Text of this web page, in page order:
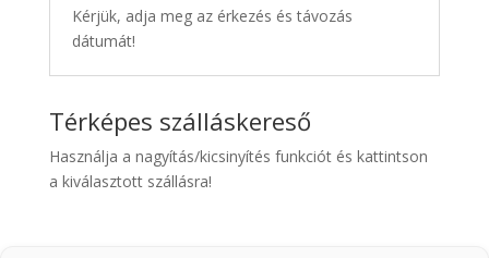
Kérjük, adja meg az érkezés és távozás
dátumát!
Térképes szálláskereső
Használja a nagyítás/kicsinyítés funkciót és kattintson
a kiválasztott szállásra!